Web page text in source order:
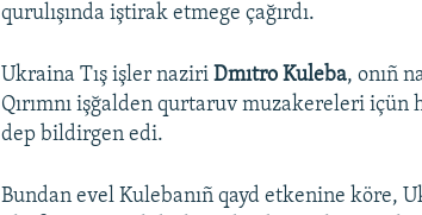
qurulışında iştirak etmege çağırdı.
Ukraina Tış işler naziriDmıtro Kuleba, onıñ
Qırımnı işğalden qurtaruv muzakereleri içün
dep bildirgen edi.
Bundan evel Kulebanıñ qayd etkenine köre,